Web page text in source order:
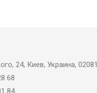
24, Киев, Украина, 02081
68
84